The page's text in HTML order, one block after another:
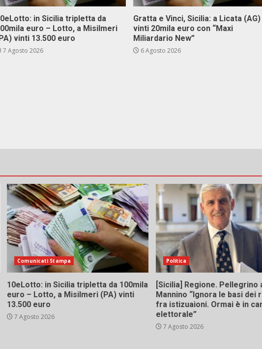
in Sicilia tripletta da
euro – Lotto, a Misilmeri
vinti 13.500 euro
7 Agosto 2026
Gratta e Vinci, Sicilia: a Licata (AG)
vinti 20mila euro con “Maxi
Miliardario New”
6 Agosto 2026
Comunicati Stampa
10eLotto: in Sicilia tripletta da 100mila
euro – Lotto, a Misilmeri (PA) vinti
13.500 euro
7 Agosto 2026
Politica
[Sicilia] Regione. Pellegrino
Mannino “Ignora le basi dei
fra istizuaioni. Ormai è in
elettorale”
7 Agosto 2026